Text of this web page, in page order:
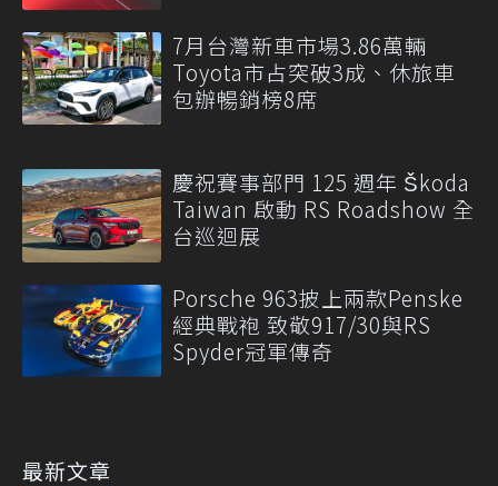
7月台灣新車市場3.86萬輛
Toyota市占突破3成、休旅車
包辦暢銷榜8席
慶祝賽事部門 125 週年 Škoda
Taiwan 啟動 RS Roadshow 全
台巡迴展
Porsche 963披上兩款Penske
經典戰袍 致敬917/30與RS
Spyder冠軍傳奇
最新文章